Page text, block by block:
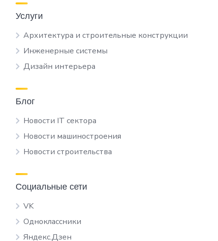
Услуги
Архитектура и строительные конструкции
Инженерные системы
Дизайн интерьера
Блог
Новости IT сектора
Новости машиностроения
Новости строительства
Социальные сети
VK
Одноклассники
Яндекс.Дзен